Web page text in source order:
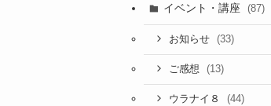
イベント・講座 (87)
お知らせ (33)
ご感想 (13)
ウラナイ８ (44)